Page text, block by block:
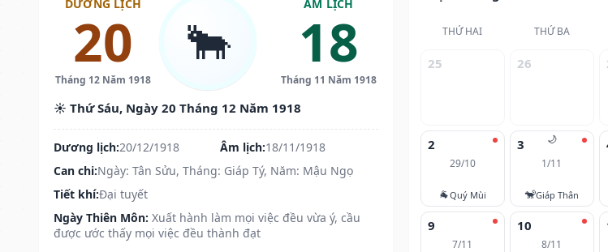
DƯƠNG LỊCH
20
Tháng 12 Năm 1918
🐂
ÂM LỊCH
18
Tháng 11 Năm 1918
☀️ Thứ Sáu, Ngày 20 Tháng 12 Năm 1918
Dương lịch:20/12/1918 Âm lịch:18/11/1918
Can chi:Ngày: Tân Sửu, Tháng: Giáp Tý, Năm: Mậu Ngọ
Tiết khí:Đại tuyết
Ngày Thiên Môn: Xuất hành làm mọi việc đều vừa ý, cầu
được ước thấy mọi việc đều thành đạt
THỨ HAI THỨ BA
25 26
2
29/10
🐐Quý Mùi
🌙
3
1/11
🐒Giáp Thân
9
7/11
10
8/11